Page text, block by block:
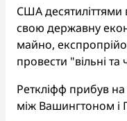
США десятиліттями
свою державну
майно,
провести "вільні
Реткліфф прибув на
між Вашингтоном і